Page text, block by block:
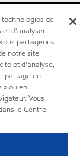
de
et d'analyser
partageons
notre site
et d'analyse,
partage en
» ou en
Vous
le Centre